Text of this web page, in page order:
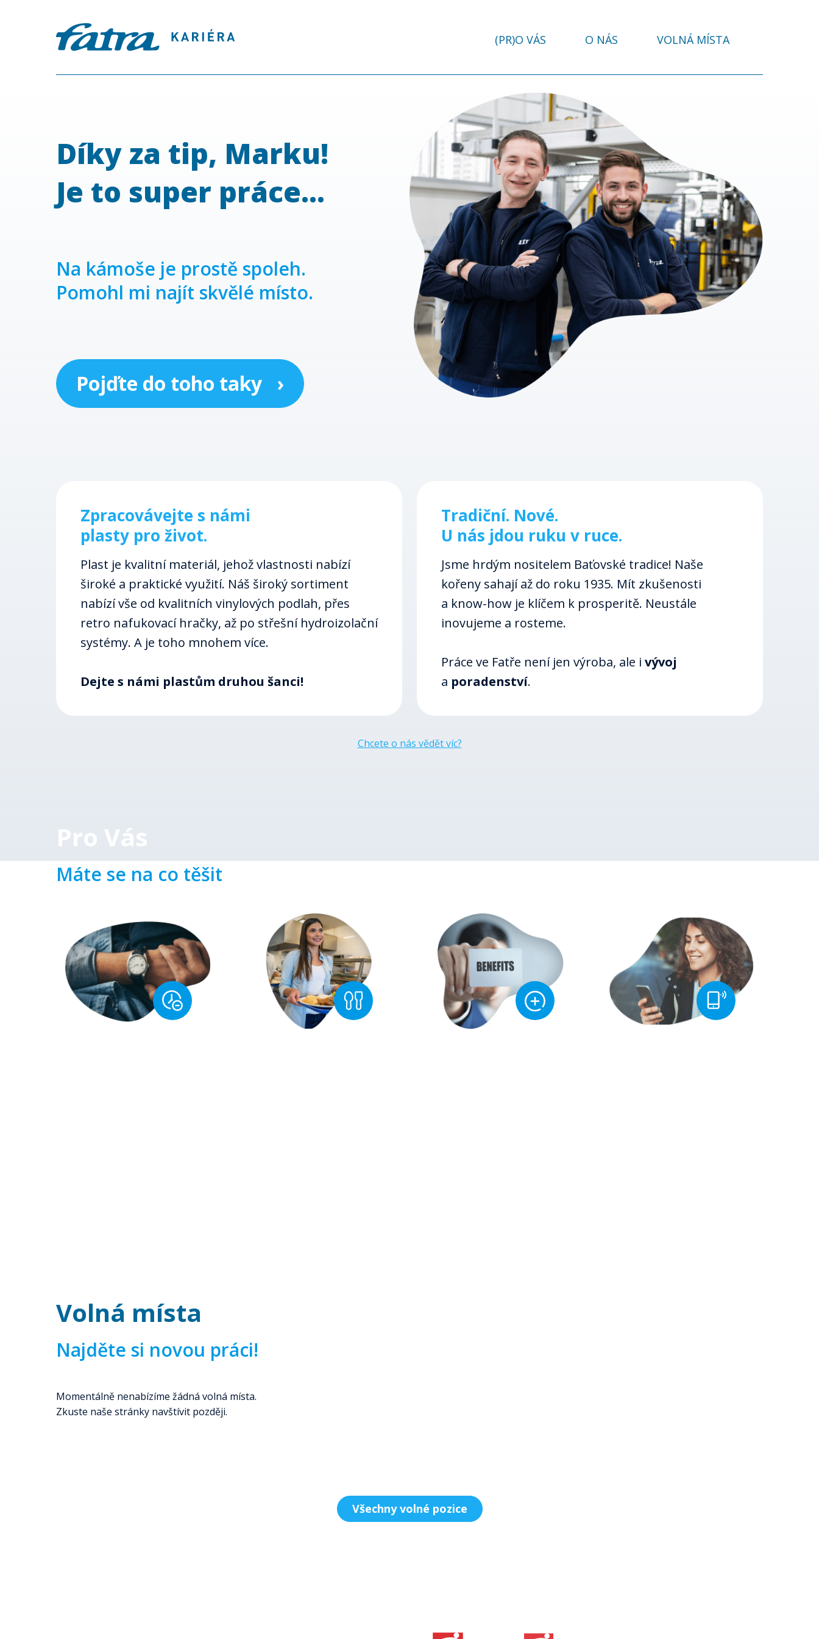
(PR)O VÁS O NÁS VOLNÁ MÍSTA
Díky za tip, Marku!
Je to super práce...
Na kámoše je prostě spoleh.
Pomohl mi najít skvělé místo.
Pojďte do toho taky ›
Zpracovávejte s námi
plasty pro život.
Plast je kvalitní materiál, jehož vlastnosti nabízí
široké a praktické využití. Náš široký sortiment
nabízí vše od kvalitních vinylových podlah, přes
retro nafukovací hračky, až po střešní hydroizolační
systémy. A je toho mnohem více.
Dejte s námi plastům druhou šanci!
Tradiční. Nové.
U nás jdou ruku v ruce.
Jsme hrdým nositelem Baťovské tradice! Naše
kořeny sahají až do roku 1935. Mít zkušenosti
a know-how je klíčem k prosperitě. Neustále
inovujeme a rosteme.
Práce ve Fatře není jen výroba, ale i vývoj
a poradenství.
Chcete o nás vědět víc?
Pro Vás
Máte se na co těšit
Volná místa
Najděte si novou práci!
Momentálně nenabízíme žádná volná místa.
Zkuste naše stránky navštívit později.
Všechny volné pozice